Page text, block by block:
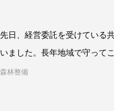
先日、経営委託を受けている
いました。長年地域で守って
に弊社に委託していただきまし
森林整備